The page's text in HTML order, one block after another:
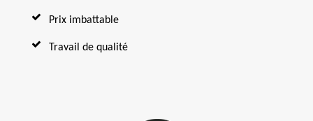
Prix imbattable
Travail de qualité